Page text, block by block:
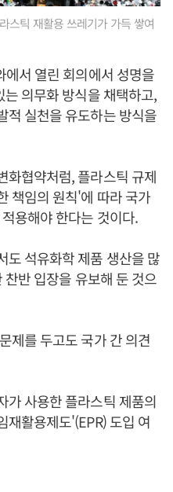
스틱 재활용 쓰레기가 가득 쌓여
서 열린 회의에서 성명을
의무화 방식을 채택하고,
적 실천을 유도하는 방식을
화협약처럼, 플라스틱 규제
책임의 원칙'에 따라 국가
용해야 한다는 것이다.
도 석유화학 제품 생산을 많
반 입장을 유보해 둔 것으
제를 두고도 국가 간 의견
가 사용한 플라스틱 제품의
활용제도'(EPR) 도입 여